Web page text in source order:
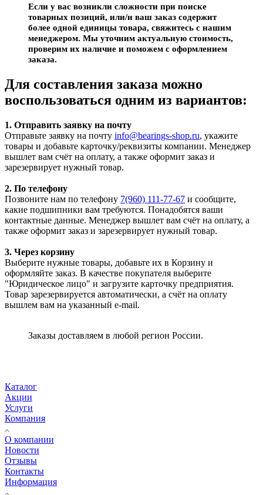
Если у вас возникли сложности при поиске
товарных позиций, или/и ваш заказ содержит
более одной единицы товара, свяжитесь с нашим
менеджером. Мы уточним актуальную стоимость,
проверим их наличие и поможем с оформлением
заказа.
Для составления заказа можно
воспользоваться одним из вариантов:
1. Отправить заявку на почту
Отправьте заявку на почту info@bearings-shop.ru, укажите
товары и добавьте карточку/реквизиты компании. Менеджер
вышлет вам счёт на оплату, а также оформит заказ и
зарезервирует нужный товар.
2. По телефону
Позвоните нам по телефону 7(960) 111-77-67 и сообщите,
какие подшипники вам требуются. Понадобятся ваши
контактные данные. Менеджер вышлет вам счёт на оплату, а
также оформит заказ и зарезервирует нужный товар.
3. Через корзину
Выберите нужные товары, добавьте их в Корзину и
оформляйте заказ. В качестве покупателя выберите
"Юридическое лицо" и загрузите карточку предприятия.
Товар зарезервируется автоматически, а счёт на оплату
вышлем вам на указанный e-mail.
Заказы доставляем в любой регион России.
Каталог
Акции
Услуги
Компания
О компании
Новости
Отзывы
Контакты
Информация